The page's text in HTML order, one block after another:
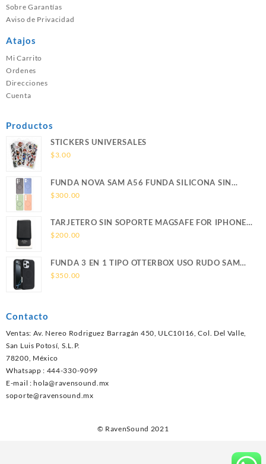
Sobre Garantías
Aviso de Privacidad
Atajos
Mi Carrito
Ordenes
Direcciones
Cuenta
Productos
STICKERS UNIVERSALES
$3.00
FUNDA NOVA SAM A56 FUNDA SILICONA SIN
SOPORTE MAGNETICO SAMSUNG
$300.00
TARJETERO SIN SOPORTE MAGSAFE FOR IPHONE
LEATHER WALLET MAGSAFE
$200.00
FUNDA 3 EN 1 TIPO OTTERBOX USO RUDO SAM
S26 ULTRA SAMSUNG S26 ULTRA
$350.00
Contacto
Ventas: Av. Nereo Rodriguez Barragán 450, ULC10I16, Col. Del Valle,
San Luis Potosí, S.L.P.
78200, México
Whatsapp : 444-330-9099
E-mail :hola@ravensound.mx
soporte@ravensound.mx
© RavenSound 2021